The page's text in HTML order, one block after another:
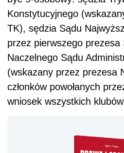
Konstytucyjnego
TK), sędzia Sądu
przez pierwszego prezesa
Naczelnego Sądu
(wskazany przez prezesa
członków powołanych
wniosek wszystkich